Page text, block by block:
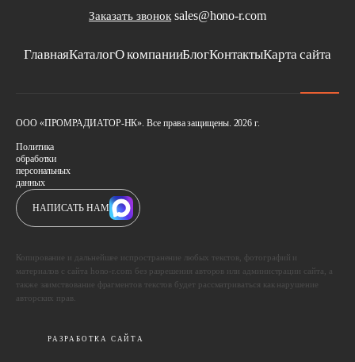
ГлавнаяКаталогО компанииБлогКонтактыКарта сайта
Заказать звонок sales@hono-r.com
ООО «ПРОМРАДИАТОР-НК». Все права защищены. 2026 г.
Политика
обработки
персональных
данных
НАПИСАТЬ НАМ
Копирование и дальнейшее испространение любых текстов, фотографий и
материалов с сайта hono-r.com без разрешения авторов или администрации сайта, а
также заимствование фрагментов текстов будет рассматриваться как нарушение
авторских прав.
РАЗРАБОТКА САЙТА